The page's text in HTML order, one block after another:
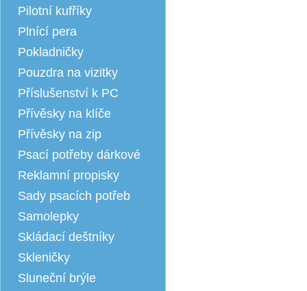
Pilotní kufříky
Plnící pera
Pokladničky
Pouzdra na vizitky
Příslušenství k PC
Přívěsky na klíče
Přívěsky na zip
Psací potřeby dárkové
Reklamní propisky
Sady psacích potřeb
Samolepky
Skládací deštníky
Skleničky
Sluneční brýle